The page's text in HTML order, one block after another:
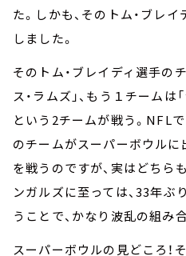
た。しかも、そのトム・ブレ
しました。
そのトム・ブレイディ選手の
ス・ラムズ」、もう１チームは
という2チームが戦う。NFL
のチームがスーパーボウル
を戦うのですが、実はどちら
ンガルズに至っては、33年ぶ
うことで、かなり波乱の組み
スーパーボウルの見どころ！